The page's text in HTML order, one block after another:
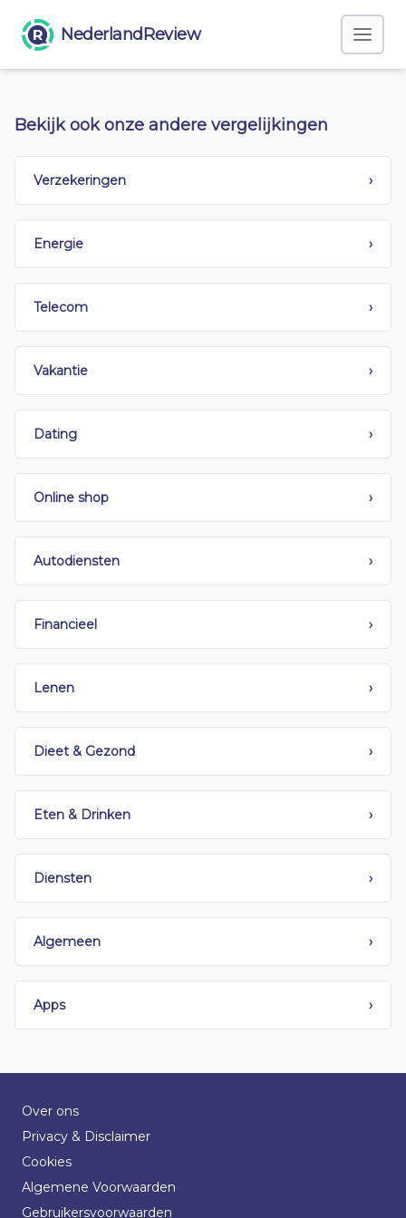
NederlandReview
Bekijk ook onze andere vergelijkingen
Verzekeringen ›
Energie ›
Telecom ›
Vakantie ›
Dating ›
Online shop ›
Autodiensten ›
Financieel ›
Lenen ›
Dieet & Gezond ›
Eten & Drinken ›
Diensten ›
Algemeen ›
Apps ›
Over ons
Privacy & Disclaimer
Cookies
Algemene Voorwaarden
Gebruikersvoorwaarden